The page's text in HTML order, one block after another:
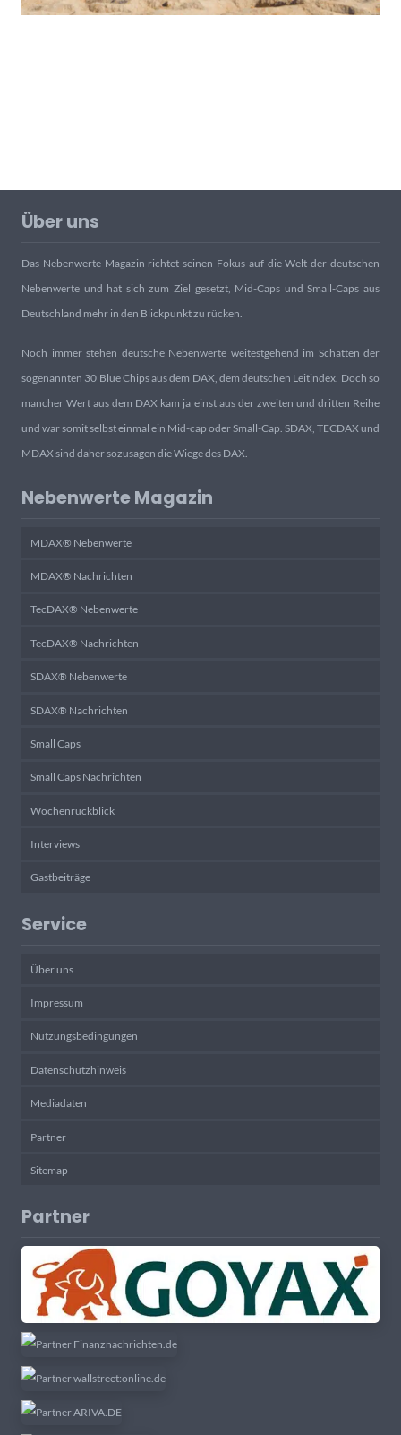
Über uns
Das Nebenwerte Magazin richtet seinen Fokus auf die Welt der deutschen
Nebenwerte und hat sich zum Ziel gesetzt, Mid-Caps und Small-Caps aus
Deutschland mehr in den Blickpunkt zu rücken.
Noch immer stehen deutsche Nebenwerte weitestgehend im Schatten der
sogenannten 30 Blue Chips aus dem DAX, dem deutschen Leitindex. Doch so
mancher Wert aus dem DAX kam ja einst aus der zweiten und dritten Reihe
und war somit selbst einmal ein Mid-cap oder Small-Cap. SDAX, TECDAX und
MDAX sind daher sozusagen die Wiege des DAX.
Nebenwerte Magazin
MDAX® Nebenwerte
MDAX® Nachrichten
TecDAX® Nebenwerte
TecDAX® Nachrichten
SDAX® Nebenwerte
SDAX® Nachrichten
Small Caps
Small Caps Nachrichten
Wochenrückblick
Interviews
Gastbeiträge
Service
Über uns
Impressum
Nutzungsbedingungen
Datenschutzhinweis
Mediadaten
Partner
Sitemap
Partner